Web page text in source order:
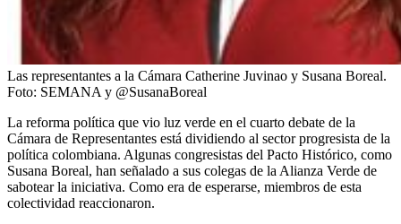
Las representantes a la Cámara Catherine Juvinao y Susana Boreal.
Foto: SEMANA y @SusanaBoreal
La reforma política que vio luz verde en el cuarto debate de la
Cámara de Representantes está dividiendo al sector progresista de la
política colombiana. Algunas congresistas del Pacto Histórico, como
Susana Boreal, han señalado a sus colegas de la Alianza Verde de
sabotear la iniciativa. Como era de esperarse, miembros de esta
colectividad reaccionaron.